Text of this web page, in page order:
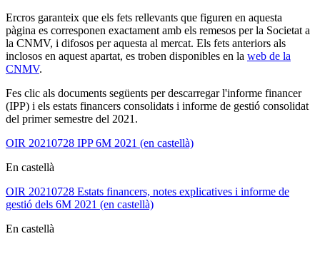
Ercros garanteix que els fets rellevants que figuren en aquesta
pàgina es corresponen exactament amb els remesos per la Societat a
la CNMV, i difosos per aquesta al mercat. Els fets anteriors als
inclosos en aquest apartat, es troben disponibles en la web de la
CNMV.
Fes clic als documents següents per descarregar l'informe financer
(IPP) i els estats financers consolidats i informe de gestió consolidat
del primer semestre del 2021.
OIR 20210728 IPP 6M 2021 (en castellà)
En castellà
OIR 20210728 Estats financers, notes explicatives i informe de
gestió dels 6M 2021 (en castellà)
En castellà